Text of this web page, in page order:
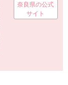
奈良県の公式
サイト